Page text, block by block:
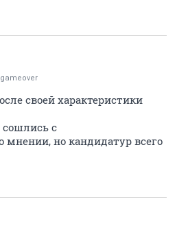
gameover
своей характеристики
с
но кандидатур всего